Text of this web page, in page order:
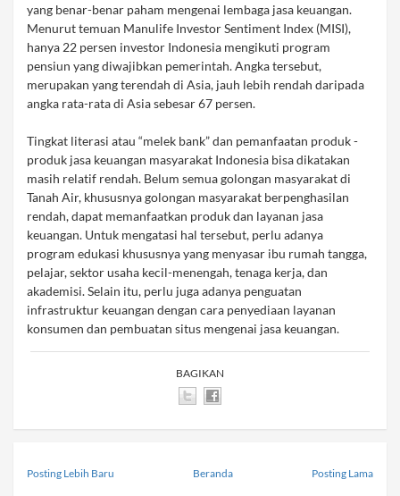
yang benar-benar paham mengenai lembaga jasa keuangan.
Menurut temuan Manulife Investor Sentiment Index (MISI),
hanya 22 persen investor Indonesia mengikuti program
pensiun yang diwajibkan pemerintah. Angka tersebut,
merupakan yang terendah di Asia, jauh lebih rendah daripada
angka rata-rata di Asia sebesar 67 persen.
Tingkat literasi atau “melek bank” dan pemanfaatan produk -
produk jasa keuangan masyarakat Indonesia bisa dikatakan
masih relatif rendah. Belum semua golongan masyarakat di
Tanah Air, khususnya golongan masyarakat berpenghasilan
rendah, dapat memanfaatkan produk dan layanan jasa
keuangan. Untuk mengatasi hal tersebut, perlu adanya
program edukasi khususnya yang menyasar ibu rumah tangga,
pelajar, sektor usaha kecil-menengah, tenaga kerja, dan
akademisi. Selain itu, perlu juga adanya penguatan
infrastruktur keuangan dengan cara penyediaan layanan
konsumen dan pembuatan situs mengenai jasa keuangan.
BAGIKAN
Posting Lebih Baru Posting Lama
Beranda